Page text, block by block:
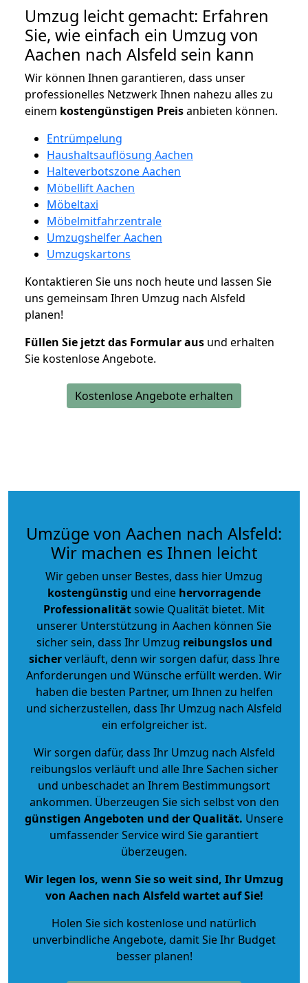
Umzug leicht gemacht: Erfahren
Sie, wie einfach ein Umzug von
Aachen nach Alsfeld sein kann
Wir können Ihnen garantieren, dass unser
professionelles Netzwerk Ihnen nahezu alles zu
einem kostengünstigen Preisanbieten können.
Entrümpelung
Haushaltsauflösung Aachen
Halteverbotszone Aachen
Möbellift Aachen
Möbeltaxi
Möbelmitfahrzentrale
Umzugshelfer Aachen
Umzugskartons
Kontaktieren Sie uns noch heute und lassen Sie
uns gemeinsam Ihren Umzug nach Alsfeld
planen!
Füllen Sie jetzt das Formular aus und erhalten
Sie kostenlose Angebote.
Kostenlose Angebote erhalten
Umzüge von Aachen nach Alsfeld:
Wir machen es Ihnen leicht
Wir geben unser Bestes, dass hier Umzug
kostengünstig und eine hervorragende
Professionalitätsowie Qualität bietet. Mit
unserer Unterstützung in Aachen können Sie
sicher sein, dass Ihr Umzug reibungslos und
sicherverläuft, denn wir sorgen dafür, dass Ihre
Anforderungen und Wünsche erfüllt werden. Wir
haben die besten Partner, um Ihnen zu helfen
und sicherzustellen, dass Ihr Umzug nach Alsfeld
ein erfolgreicher ist.
Wir sorgen dafür, dass Ihr Umzug nach Alsfeld
reibungslos verläuft und alle Ihre Sachen sicher
und unbeschadet an Ihrem Bestimmungsort
ankommen. Überzeugen Sie sich selbst von den
günstigen Angeboten und der Qualität. Unsere
umfassender Service wird Sie garantiert
überzeugen.
Wir legen los, wenn Sie so weit sind, Ihr Umzug
von Aachen nach Alsfeld wartet auf Sie!
Holen Sie sich kostenlose und natürlich
unverbindliche Angebote, damit Sie Ihr Budget
besser planen!